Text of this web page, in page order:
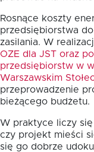
Rosnące koszty
przedsiębiorstwa
zasilania. W
OZE dla JST oraz
przedsiębiorstw w
Warszawskim
przeprowadzenie
bieżącego budżetu.
W praktyce liczy
czy projekt mieści
się go dobrze